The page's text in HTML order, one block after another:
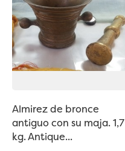
Almirez de bronce
antiguo con su maja. 1,7
kg. Antique...